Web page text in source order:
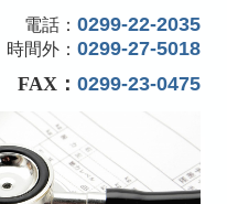
電話： 0299-22-2035
時間外： 0299-27-5018
FAX： 0299-23-0475